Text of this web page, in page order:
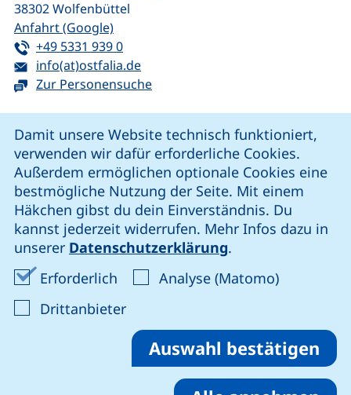
Damit unsere Website technisch funktioniert,
verwenden wir dafür erforderliche Cookies.
Außerdem ermöglichen optionale Cookies eine
bestmögliche Nutzung der Seite. Mit einem
Häkchen gibst du dein Einverständnis. Du
kannst jederzeit widerrufen. Mehr Infos dazu in
unserer Datenschutzerklärung.
Erforderlich Erforderliche Cookies akzeptieren
Analyse (Matomo)Analyse-
Drittanbieter: Cookies von Drittanbieter
Auswahl bestätigen
38302Wolfenbüttel
Anfahrt (Google)(externer Link, öffnet neues Fenster)
Tel:
+49 5331 939 0(startet einen Telefonanruf, wenn Ihr
E-Mail:
info(at)ostfalia.de(öffnet Ihr E-Mail-Programm)
Zur Personensuche
unsere Facebook-Seite (externer Link, öffnet neues
unsere LinkedIn-Seite (externer Link, öffnet
unsere Instagram-Seite (externer Link,
unsere YouTube-Seite (externer
Cookie-Einstellungen
Impressum
Datenschutz
Erklärung zur Barrierefreiheit